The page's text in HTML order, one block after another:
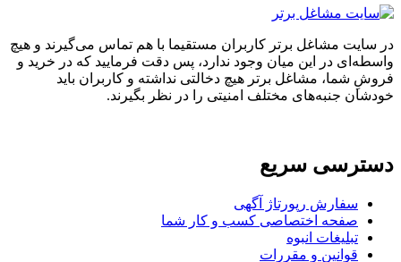
مشاغل برتر کاربران مستقیما با هم تماس می‌گیرند و هیچ
در این میان وجود ندارد، پس دقت فرمایید که در خرید و
شما، مشاغل برتر هیچ دخالتی نداشته و کاربران باید
جنبه‌های مختلف امنیتی را در نظر بگیرند.
سریع
سفارش رپورتاژ آگهی
صفحه اختصاصی کسب و کار شما
تبلیغات انبوه
قوانین و مقررات